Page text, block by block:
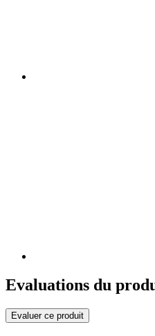
Evaluations du
Evaluer ce produit